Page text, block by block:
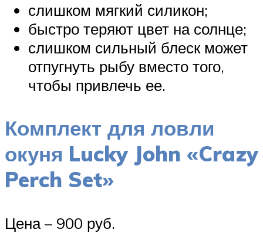
слишком мягкий силикон;
быстро теряют цвет на солнце;
слишком сильный блеск может
отпугнуть рыбу вместо того,
чтобы привлечь ее.
Комплект для ловли
окуня Lucky John «Crazy
Perch Set»
Цена – 900 руб.